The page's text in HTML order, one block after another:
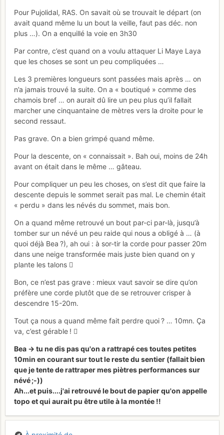
Pour Pujolidal, RAS. On savait où se trouvait le départ (on
avait quand même lu un bout la veille, faut pas déc. non
plus …). On a enquillé la voie en 3h30
Par contre, c’est quand on a voulu attaquer Li Maye Laya
que les choses se sont un peu compliquées …
Les 3 premières longueurs sont passées mais après … on
n’a jamais trouvé la suite. On a « boutiqué » comme des
chamois bref … on aurait dû lire un peu plus qu’il fallait
marcher une cinquantaine de mètres vers la droite pour le
second ressaut.
Pas grave. On a bien grimpé quand même.
Pour la descente, on « connaissait ». Bah oui, moins de 24h
avant on était dans le même … gâteau.
Pour compliquer un peu les choses, on s’est dit que faire la
descente depuis le sommet serait pas mal. Le chemin était
« perdu » dans les névés du sommet, mais bon.
On a quand même retrouvé un bout par-ci par-là, jusqu’à
tomber sur un névé un peu raide qui nous a obligé à … (à
quoi déjà Bea ?), ah oui : à sor-tir la corde pour passer 20m
dans une neige transformée mais juste bien quand on y
plante les talons 
Bon, ce n’est pas grave : mieux vaut savoir se dire qu’on
préfère une corde plutôt que de se retrouver crisper à
descendre 15-20m.
Tout ça nous a quand même fait perdre quoi ? … 10mn. Ça
va, c’est gérable ! 
Bea -> tu ne dis pas qu'on a rattrapé ces toutes petites
10min en courant sur tout le reste du sentier (fallait bien
que je tente de rattraper mes piètres performances sur
névé ;-))
Ah...et puis....j'ai retrouvé le bout de papier qu'on appelle
topo et qui aurait pu être utile à la montée !!